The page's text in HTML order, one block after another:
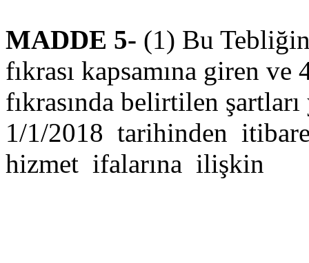
MADDE 5- (1) Bu
fıkrası kapsamına giren
fıkrasında belirtilen
1/1/2018 tarihinden
hizmet ifalarına ilişkin